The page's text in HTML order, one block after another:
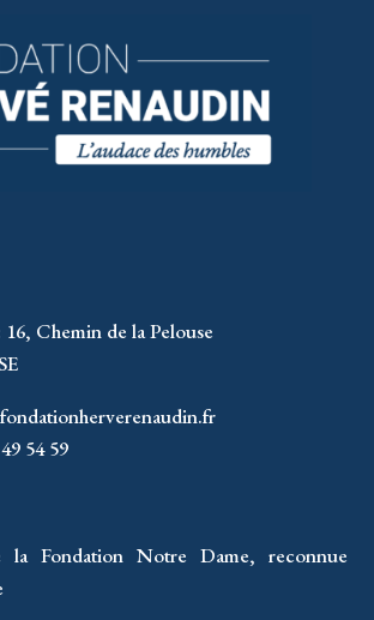
Chemin de la Pelouse
54 59
la Fondation Notre Dame, reconnue